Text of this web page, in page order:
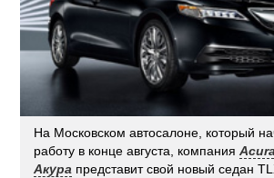
На Московском автосалоне, который
работу в конце августа, компания
Акура представит свой новый седан